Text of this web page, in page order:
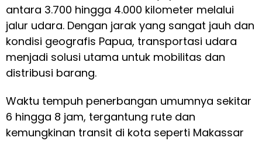
antara 3.700 hingga 4.000 kilometer melalui
jalur udara. Dengan jarak yang sangat jauh dan
kondisi geografis Papua, transportasi udara
menjadi solusi utama untuk mobilitas dan
distribusi barang.
Waktu tempuh penerbangan umumnya sekitar
6 hingga 8 jam, tergantung rute dan
kemungkinan transit di kota seperti Makassar